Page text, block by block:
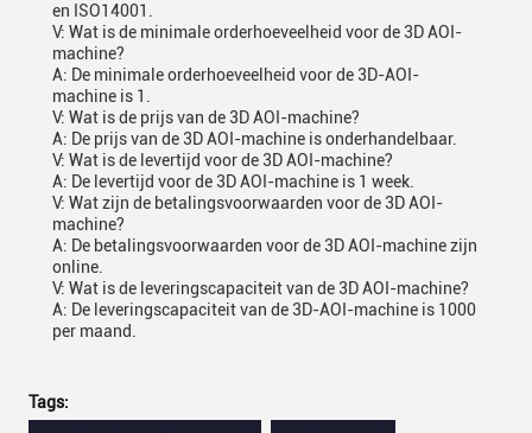
en ISO14001.
V: Wat is de minimale orderhoeveelheid voor de 3D AOI-
machine?
A: De minimale orderhoeveelheid voor de 3D-AOI-
machine is 1.
V: Wat is de prijs van de 3D AOI-machine?
A: De prijs van de 3D AOI-machine is onderhandelbaar.
V: Wat is de levertijd voor de 3D AOI-machine?
A: De levertijd voor de 3D AOI-machine is 1 week.
V: Wat zijn de betalingsvoorwaarden voor de 3D AOI-
machine?
A: De betalingsvoorwaarden voor de 3D AOI-machine zijn
online.
V: Wat is de leveringscapaciteit van de 3D AOI-machine?
A: De leveringscapaciteit van de 3D-AOI-machine is 1000
per maand.
Tags: